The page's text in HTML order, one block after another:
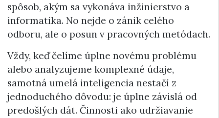
spôsob, akým sa vykonáva inžinierstvo a
informatika. No nejde o zánik celého
odboru, ale o posun v pracovných metódach.
Vždy, keď čelíme úplne novému problému
alebo analyzujeme komplexné údaje,
samotná umelá inteligencia nestačí z
jednoduchého dôvodu: je úplne závislá od
predošlých dát. Činnosti ako udržiavanie